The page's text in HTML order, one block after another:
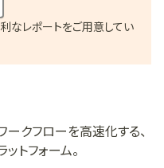
なレポートをご用意してい
ークフローを高速化する、
トフォーム。